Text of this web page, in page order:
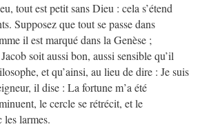
tout est petit sans Dieu : cela s’étend
Supposez que tout se passe dans
il est marqué dans la Genèse ;
soit aussi bon, aussi sensible qu’il
et qu’ainsi, au lieu de dire : Je suis
il dise : La fortune m’a été
le cercle se rétrécit, et le
les larmes.